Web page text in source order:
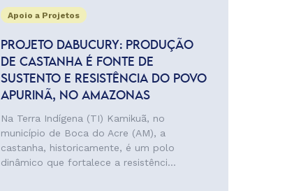
Apoio a Projetos
PROJETO DABUCURY: PRODUÇÃO
DE CASTANHA É FONTE DE
SUSTENTO E RESISTÊNCIA DO POVO
APURINÃ, NO AMAZONAS
Na Terra Indígena (TI) Kamikuã, no
município de Boca do Acre (AM), a
castanha, historicamente, é um polo
dinâmico que fortalece a resistênci...